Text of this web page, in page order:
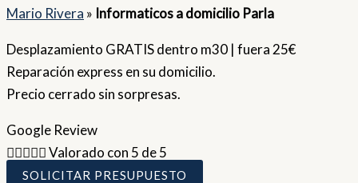
Mario Rivera » Informaticos a domicilio Parla
Desplazamiento GRATIS dentro m30 | fuera 25€
Reparación express en su domicilio.
Precio cerrado sin sorpresas.
Google Review
Valorado con 5 de 5
SOLICITAR PRESUPUESTO